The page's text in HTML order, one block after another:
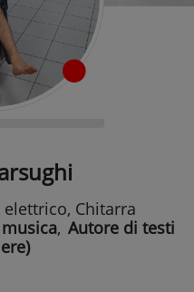
elettrico, Chitarra
, Autore di testi